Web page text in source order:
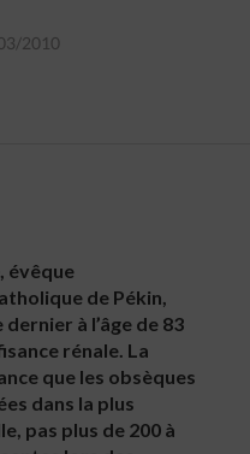
2010
évêque
de Pékin,
à l’âge de 83
rénale. La
que les obsèques
dans la plus
pas plus de 200 à